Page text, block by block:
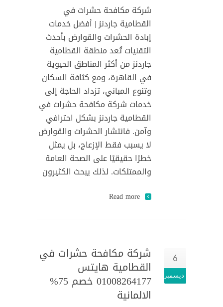
شركة مكافحة حشرات في
القطامية جاردنز | أفضل خدمات
إبادة الحشرات والقوارض بأحدث
التقنيات تُعد منطقة القطامية
جاردنز من أكثر المناطق الحيوية
في القاهرة، ومع كثافة السكان
وتنوع المباني، تزداد الحاجة إلى
خدمات شركة مكافحة حشرات في
القطامية جاردنز بشكل احترافي
وآمن. فانتشار الحشرات والقوارض
لا يسبب فقط الإزعاج، بل يمثل
خطرًا حقيقيًا على الصحة العامة
والممتلكات. لذلك يبحث الكثيرون
Read more
6
ديسمبر
شركة مكافحة حشرات في
القطامية هايتس
01008264177 خصم 75%
الالمانية